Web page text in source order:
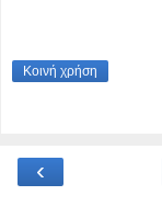
Κοινή χρήση
‹